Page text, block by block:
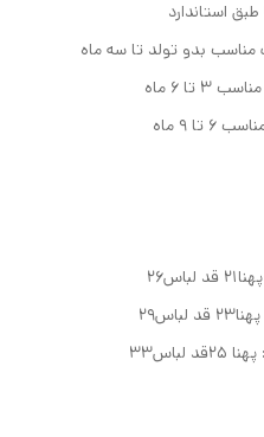
طبق استاندارد
بدو تولد تا سه ماه
۳ تا ۶ ماه